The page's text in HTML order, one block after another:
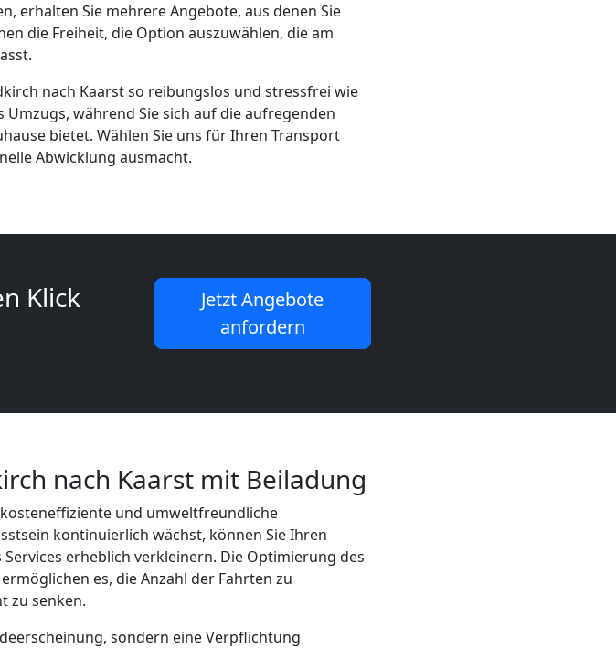
erhalten Sie mehrere Angebote, aus denen Sie
die Freiheit, die Option auszuwählen, die am
nach Kaarst so reibungslos und stressfrei wie
während Sie sich auf die aufregenden
bietet. Wählen Sie uns für Ihren Transport
Abwicklung ausmacht.
Klick
Jetzt Angebote
anfordern
nach Kaarst mit Beiladung
und umweltfreundliche
kontinuierlich wächst, können Sie Ihren
erheblich verkleinern. Die Optimierung des
es, die Anzahl der Fahrten zu
zu senken.
sondern eine Verpflichtung